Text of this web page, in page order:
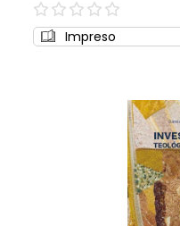
0%
Impreso